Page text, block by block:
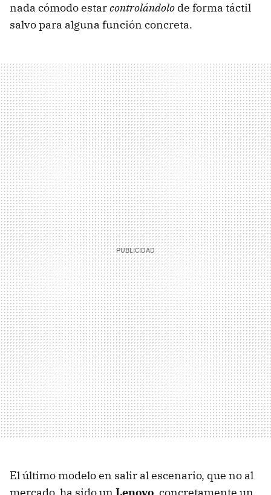
nada cómodo estarcontrolándolo de forma táctil
salvo para alguna función concreta.
El último modelo en salir al escenario, que no al